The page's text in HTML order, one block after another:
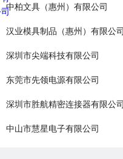
中柏文具（惠州）有限公司
汉业模具制品（惠州）有限公司
深圳市尖端科技有限公司
东莞市先领电源有限公司
深圳市胜航精密连接器有限公司
中山市慧星电子有限公司